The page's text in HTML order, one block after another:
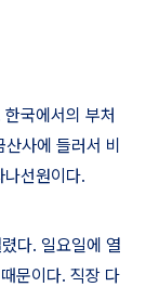
한국에서의 부처
사에 들러서 비
나선원이다.
다. 일요일에 열
문이다. 직장 다